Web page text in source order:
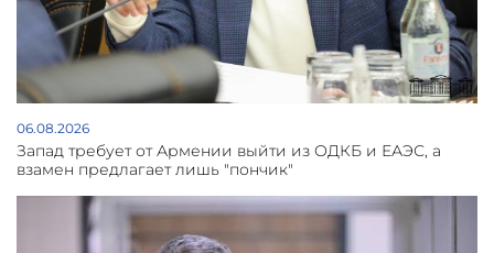
06.08.2026
Запад требует от Армении выйти из ОДКБ и ЕАЭС, а
взамен предлагает лишь "пончик"